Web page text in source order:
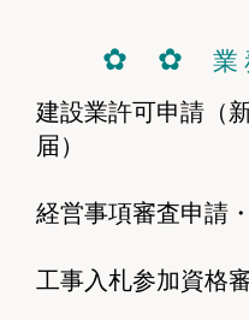
✿ ✿ 業
建設業許可申請（
届）
経営事項審査申請
工事入札参加資格